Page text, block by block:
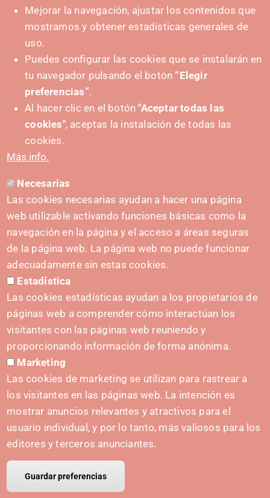
PUSHED FORWARD BY:
CONTACT
hola@irisnavarra.com
(+34) 628 23 12 32
C. del Sadar, 31006 Pamplona
Contact form
Press Kit
INITIATIVES
Navarra Cybersecurity Center
Spain Living Lab
Support for entrepreneurship
Mejorar la navegación, ajustar los contenidos que
mostramos y obtener estadísticas generales de
uso.
Puedes configurar las cookies que se instalarán en
tu navegador pulsando el botón “Elegir
preferencias”.
Al hacer clic en el botón"Aceptar todas las
cookies", aceptas la instalación de todas las
cookies.
Más info.
Necesarias
Las cookies necesarias ayudan a hacer una página
web utilizable activando funciones básicas como la
navegación en la página y el acceso a áreas seguras
de la página web. La página web no puede funcionar
adecuadamente sin estas cookies.
Estadística
Las cookies estadísticas ayudan a los propietarios de
páginas web a comprender cómo interactúan los
visitantes con las páginas web reuniendo y
proporcionando información de forma anónima.
Marketing
Las cookies de marketing se utilizan para rastrear a
los visitantes en las páginas web. La intención es
mostrar anuncios relevantes y atractivos para el
usuario individual, y por lo tanto, más valiosos para los
editores y terceros anunciantes.
Guardar preferencias